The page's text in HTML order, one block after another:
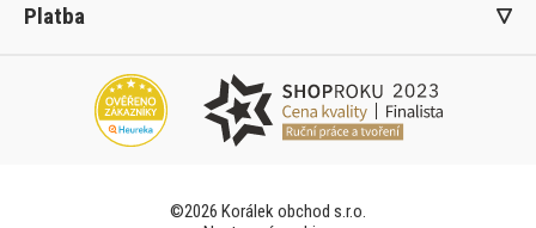
Platba
©2026 Korálek obchod s.r.o.